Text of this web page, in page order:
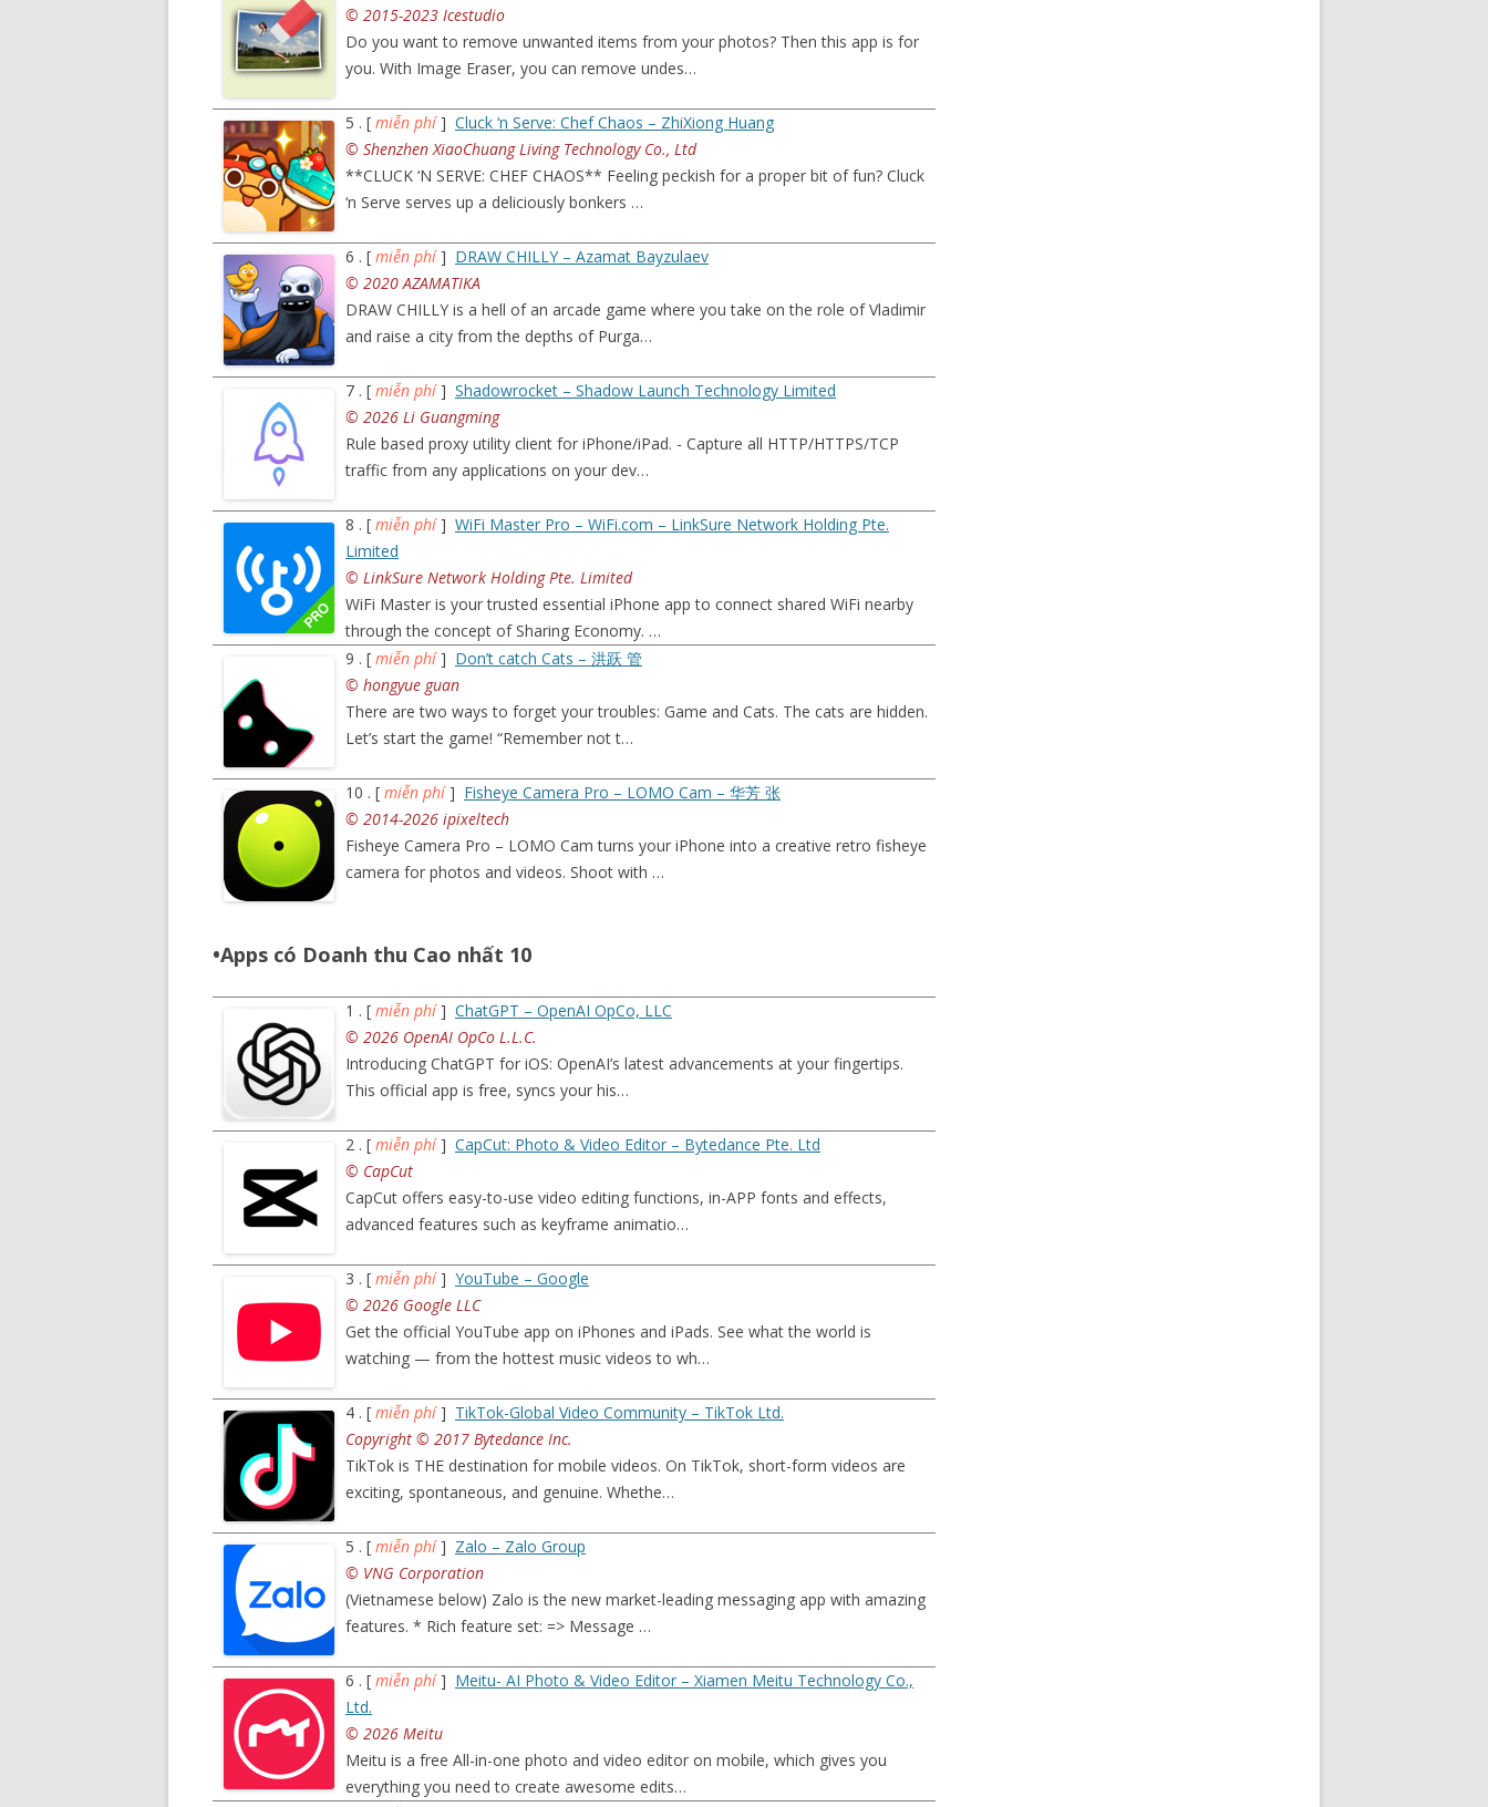
© 2015-2023 Icestudio
Do you want to remove unwanted items from your photos? Then this app is for
you. With Image Eraser, you can remove undes…
5 . [ miễn phí] Cluck ‘n Serve: Chef Chaos – ZhiXiong Huang
© Shenzhen XiaoChuang Living Technology Co., Ltd
**CLUCK ‘N SERVE: CHEF CHAOS** Feeling peckish for a proper bit of fun? Cluck
‘n Serve serves up a deliciously bonkers …
6 . [ miễn phí] DRAW CHILLY – Azamat Bayzulaev
© 2020 AZAMATIKA
DRAW CHILLY is a hell of an arcade game where you take on the role of Vladimir
and raise a city from the depths of Purga…
7 . [ miễn phí] Shadowrocket – Shadow Launch Technology Limited
© 2026 Li Guangming
Rule based proxy utility client for iPhone/iPad. - Capture all HTTP/HTTPS/TCP
traffic from any applications on your dev…
8 . [ miễn phí] WiFi Master Pro – WiFi.com – LinkSure Network Holding Pte.
Limited
© LinkSure Network Holding Pte. Limited
WiFi Master is your trusted essential iPhone app to connect shared WiFi nearby
through the concept of Sharing Economy. …
9 . [ miễn phí] Don’t catch Cats – 洪跃 管
© hongyue guan
There are two ways to forget your troubles: Game and Cats. The cats are hidden.
Let’s start the game! “Remember not t…
10 . [ miễn phí] Fisheye Camera Pro – LOMO Cam – 华芳 张
© 2014-2026 ipixeltech
Fisheye Camera Pro – LOMO Cam turns your iPhone into a creative retro fisheye
camera for photos and videos. Shoot with …
•Apps có Doanh thu Cao nhất 10
1 . [ miễn phí] ChatGPT – OpenAI OpCo, LLC
© 2026 OpenAI OpCo L.L.C.
Introducing ChatGPT for iOS: OpenAI’s latest advancements at your fingertips.
This official app is free, syncs your his…
2 . [ miễn phí] CapCut: Photo & Video Editor – Bytedance Pte. Ltd
© CapCut
CapCut offers easy-to-use video editing functions, in-APP fonts and effects,
advanced features such as keyframe animatio…
3 . [ miễn phí] YouTube – Google
© 2026 Google LLC
Get the official YouTube app on iPhones and iPads. See what the world is
watching — from the hottest music videos to wh…
4 . [ miễn phí] TikTok-Global Video Community – TikTok Ltd.
Copyright © 2017 Bytedance Inc.
TikTok is THE destination for mobile videos. On TikTok, short-form videos are
exciting, spontaneous, and genuine. Whethe…
5 . [ miễn phí] Zalo – Zalo Group
© VNG Corporation
(Vietnamese below) Zalo is the new market-leading messaging app with amazing
features. * Rich feature set: => Message …
6 . [ miễn phí] Meitu- AI Photo & Video Editor – Xiamen Meitu Technology Co.,
Ltd.
© 2026 Meitu
Meitu is a free All-in-one photo and video editor on mobile, which gives you
everything you need to create awesome edits…